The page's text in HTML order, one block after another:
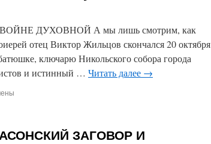
ДУХОВНОЙ А мы лишь смотрим, как
отец Виктор Жильцов скончался 20 октября
ключарю Никольского собора города
и истинный … Читать далее →
ЗАГОВОР И